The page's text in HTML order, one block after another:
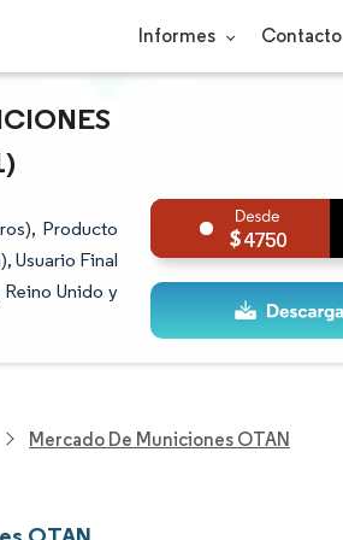
Informes Contacto
Producto
Usuario Final
Unido y
4750
Mercado De Municiones OTAN